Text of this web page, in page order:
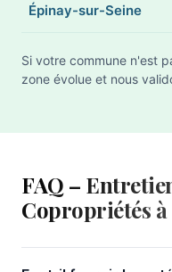
Épinay-sur-Seine
Si votre commune n'est
zone évolue et nous
FAQ –
Copropriétés